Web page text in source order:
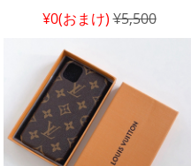
ヴィトン風 supreme風 ブランド
柄 アイホン 15pro max スマホケ
ース ブランドロゴ 通販店 偽物
¥0(おまけ)¥5,500